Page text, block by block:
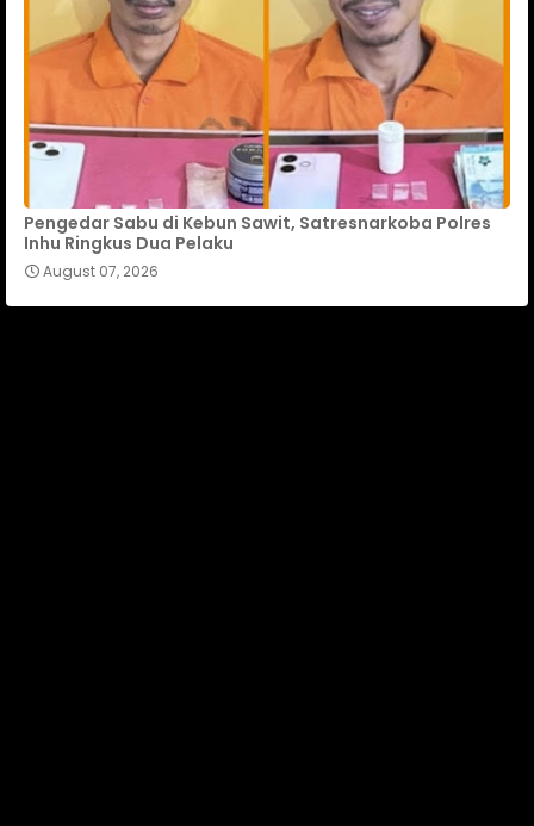
Pengedar Sabu di Kebun Sawit, Satresnarkoba Polres
Inhu Ringkus Dua Pelaku
August 07, 2026